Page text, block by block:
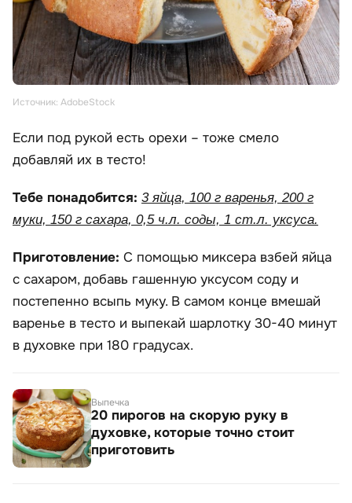
Источник: AdobeStock
Если под рукой есть орехи – тоже смело
добавляй их в тесто!
Тебе понадобится: 3 яйца, 100 г варенья, 200 г
муки, 150 г сахара, 0,5 ч.л. соды, 1 ст.л. уксуса.
Приготовление: С помощью миксера взбей яйца
с сахаром, добавь гашенную уксусом соду и
постепенно всыпь муку. В самом конце вмешай
варенье в тесто и выпекай шарлотку 30-40 минут
в духовке при 180 градусах.
Выпечка
20 пирогов на скорую руку в
духовке, которые точно стоит
приготовить